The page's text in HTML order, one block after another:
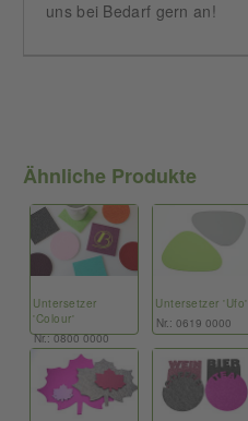
uns bei Bedarf gern an!
Ähnliche Produkte
Untersetzer
'Colour'
Nr.: 0800 0000
Untersetzer 'Ufo'
Nr.: 0619 0000